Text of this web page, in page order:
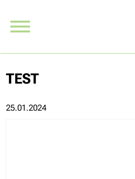
TEST
25.01.2024